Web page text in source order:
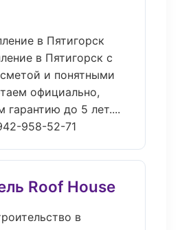
в Пятигорск
в Пятигорск с
и понятными
официально,
гарантию до 5 лет....
958-52-71
Roof House
в